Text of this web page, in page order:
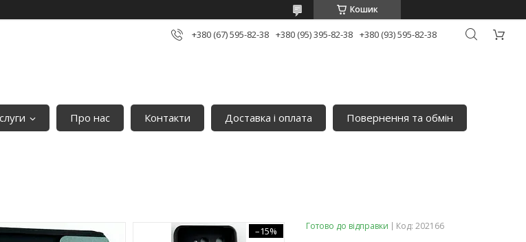
Кошик
+380 (67) 595-82-38 +380 (95) 395-82-38 +380 (93) 595-82-38
Про нас Контакти Доставка і оплата Повернення та обмін
–15% Готово до відправки Код: 202166